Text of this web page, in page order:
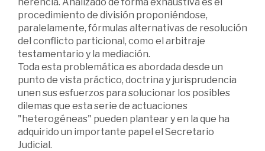
procedimiento de división proponiéndose,
paralelamente, fórmulas alternativas de resolución
del conflicto particional, como el arbitraje
testamentario y la mediación.
Toda esta problemática es abordada desde un
punto de vista práctico, doctrina y jurisprudencia
unen sus esfuerzos para solucionar los posibles
dilemas que esta serie de actuaciones
"heterogéneas" pueden plantear y en la que ha
adquirido un importante papel el Secretario
Judicial.